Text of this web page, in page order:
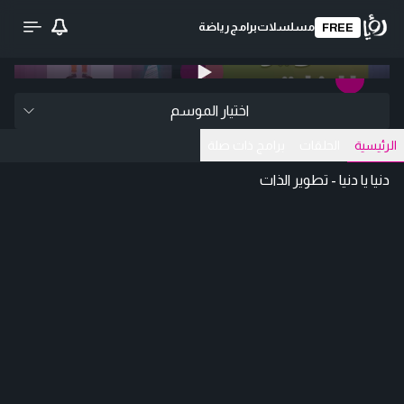
FREE مسلسلاتبرامج رياضة
اختيار الموسم
الرئيسية
دنيا يا دنيا - تطوير الذات